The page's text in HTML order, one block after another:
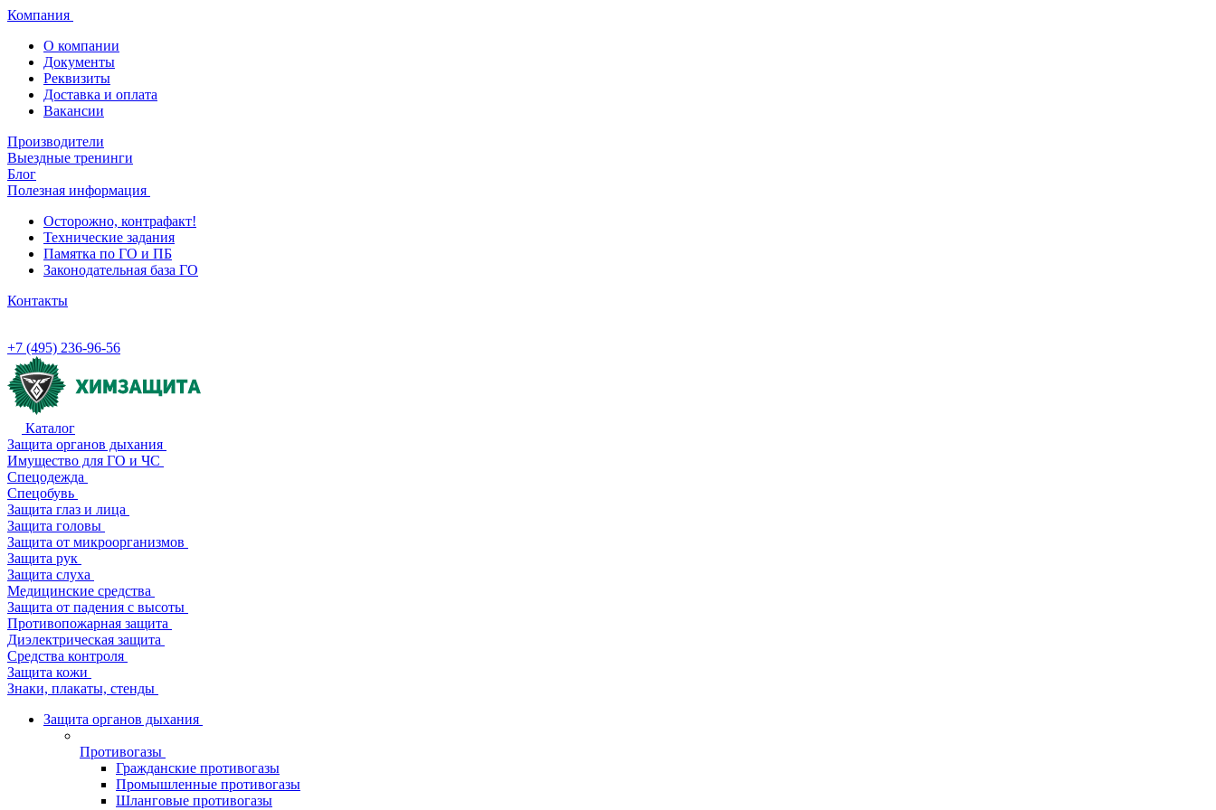
Компания
О компании
Документы
Реквизиты
Доставка и оплата
Вакансии
Производители
Выездные тренинги
Блог
Полезная информация
Осторожно, контрафакт!
Технические задания
Памятка по ГО и ПБ
Законодательная база ГО
Контакты
+7 (495) 236-96-56
Каталог
Защита органов дыхания
Имущество для ГО и ЧС
Спецодежда
Спецобувь
Защита глаз и лица
Защита головы
Защита от микроорганизмов
Защита рук
Защита слуха
Медицинские средства
Защита от падения с высоты
Противопожарная защита
Диэлектрическая защита
Средства контроля
Защита кожи
Знаки, плакаты, стенды
Защита органов дыхания
Противогазы
Гражданские противогазы
Промышленные противогазы
Шланговые противогазы